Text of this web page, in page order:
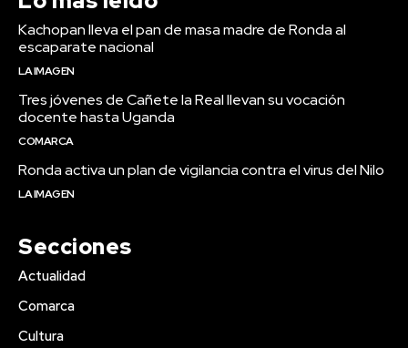
Kachopan lleva el pan de masa madre de Ronda al
escaparate nacional
LA IMAGEN
Tres jóvenes de Cañete la Real llevan su vocación
docente hasta Uganda
COMARCA
Ronda activa un plan de vigilancia contra el virus del Nilo
LA IMAGEN
Secciones
Actualidad
Comarca
Cultura